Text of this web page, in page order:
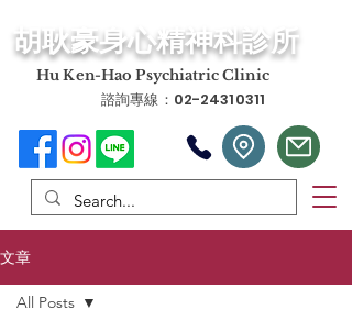
​胡耿豪身心精神科診所
​Hu Ken-Hao Psychiatric Clinic
諮詢專線：02-24310311
文章
All Posts